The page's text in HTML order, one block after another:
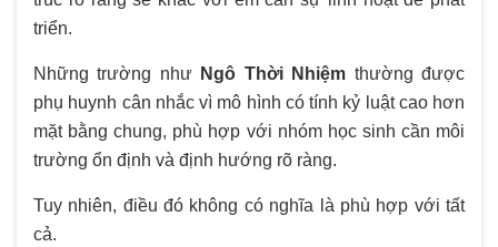
triển.
Những trường như Ngô Thời Nhiệm thường được
phụ huynh cân nhắc vì mô hình có tính kỷ luật cao hơn
mặt bằng chung, phù hợp với nhóm học sinh cần môi
trường ổn định và định hướng rõ ràng.
Tuy nhiên, điều đó không có nghĩa là phù hợp với tất
cả.